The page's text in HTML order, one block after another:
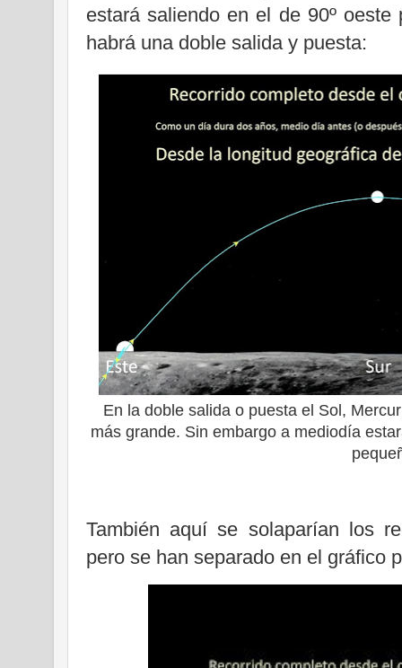
estará saliendo en el de 90º
habrá una doble salida y puesta:
En la doble salida o puesta el Sol,
más grande. Sin embargo a mediodía
También aquí se solaparían los
pero se han separado en el gráfico